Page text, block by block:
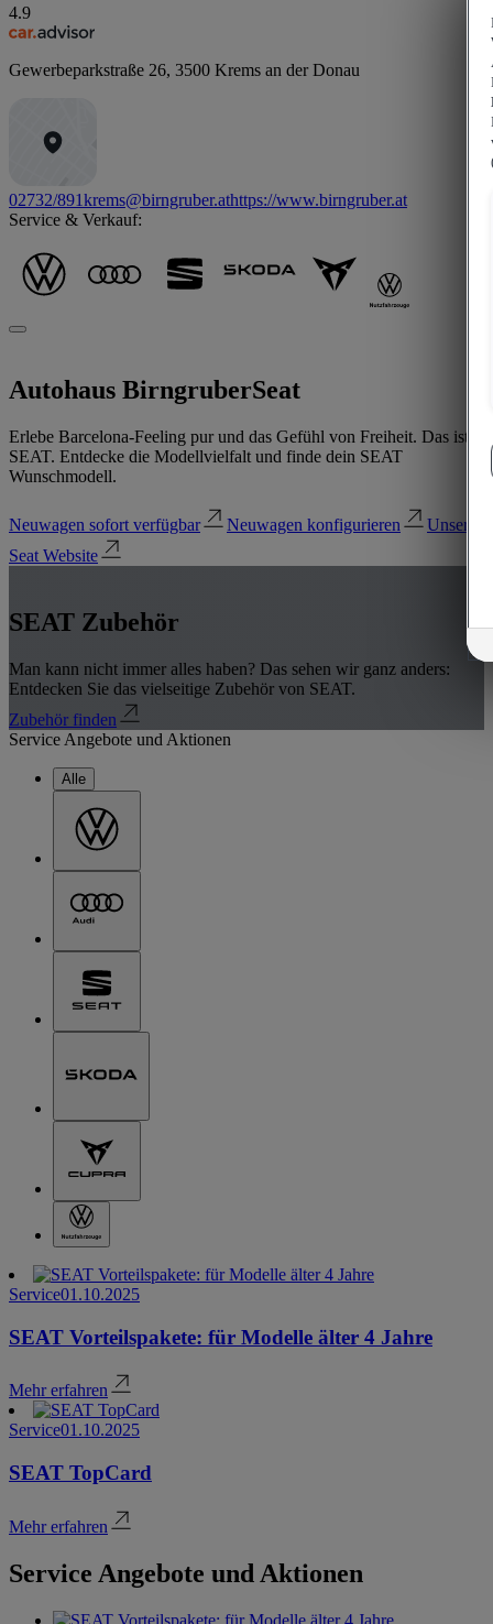
4.9
Gewerbeparkstraße 26, 3500 Krems an der Donau
02732/891krems@birngruber.athttps://www.birngruber.at
Service & Verkauf:
Autohaus BirngruberSeat
Erlebe Barcelona-Feeling pur und das Gefühl von Freiheit. Das ist
SEAT. Entdecke die Modellvielfalt und finde dein SEAT
Wunschmodell.
Neuwagen sofort verfügbar Neuwagen konfigurieren
Unsere
Seat Website
SEAT Zubehör
Man kann nicht immer alles haben? Das sehen wir ganz anders:
Entdecken Sie das vielseitige Zubehör von SEAT.
Zubehör finden
Service Angebote und Aktionen
Alle
Service01.10.2025
SEAT Vorteilspakete: für Modelle älter 4 Jahre
Mehr erfahren
Service01.10.2025
SEAT TopCard
Mehr erfahren
Service Angebote und Aktionen